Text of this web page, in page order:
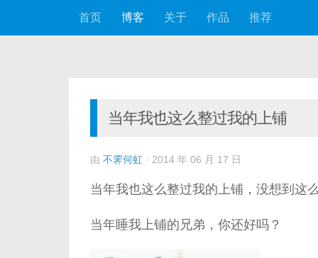
首页 博客 关于 作品 推荐
当年我也这么整过我的上铺
由 不霁何虹 · 2014 年 06 月 17 日
当年我也这么整过我的上铺，没想到
当年睡我上铺的兄弟，你还好吗？